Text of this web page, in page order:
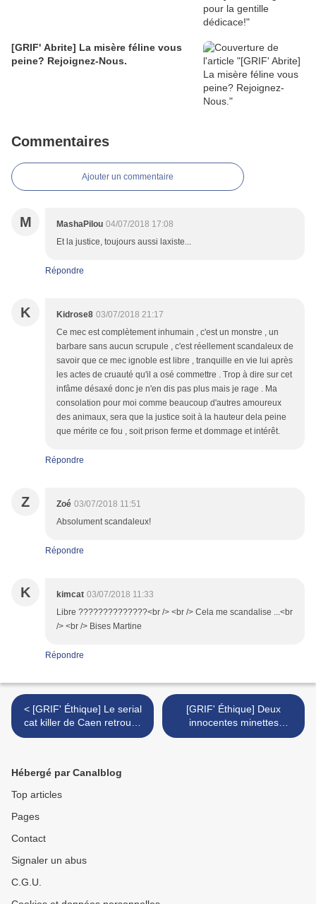
[GRIF' Abrite] La misère féline vous
peine? Rejoignez-Nous.
Commentaires
Ajouter un commentaire
M MashaPilou 04/07/2018 17:08
Et la justice, toujours aussi laxiste...
Répondre
K Kidrose8 03/07/2018 21:17
Ce mec est complètement inhumain , c'est un monstre , un
barbare sans aucun scrupule , c'est réellement scandaleux de
savoir que ce mec ignoble est libre , tranquille en vie lui après
les actes de cruauté qu'il a osé commettre . Trop à dire sur cet
infâme désaxé donc je n'en dis pas plus mais je rage . Ma
consolation pour moi comme beaucoup d'autres amoureux
des animaux, sera que la justice soit à la hauteur dela peine
que mérite ce fou , soit prison ferme et dommage et intérêt.
Répondre
Z Zoé 03/07/2018 11:51
Absolument scandaleux!
Répondre
K kimcat 03/07/2018 11:33
Libre ??????????????<br /> <br /> Cela me scandalise ...<br
/> <br /> Bises Martine
Répondre
< [GRIF' Éthique] Le serial
cat killer de Caen retrouvé
et condamné!
[GRIF' Éthique] Deux
innocentes minettes
victimes d'un tragique
Hébergé par Canalblog
Top articles
Pages
Contact
Signaler un abus
C.G.U.